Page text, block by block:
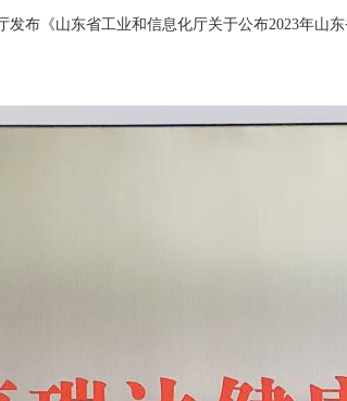
《山东省工业和信息化厅关于公布2023年山